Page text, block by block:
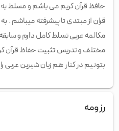
حافظ قرآن کریم می باشم و مسلط
قران از مبتدی تا پیشرفته میباشم .
مکالمه عربی تسلط کامل دارم و
مختلف و تدریس تثبیت حفاظ قرآن
بتونیم در کنار هم زبان شیرین عربی
رزومه